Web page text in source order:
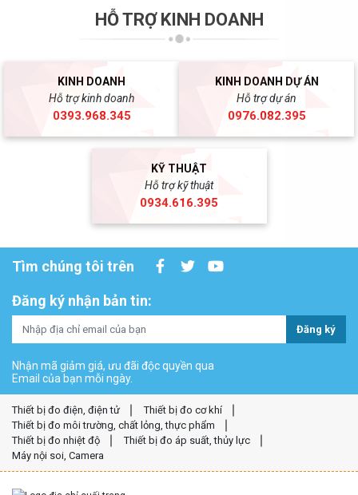
HỖ TRỢ KINH DOANH
KINH DOANH
Hỗ trợ kinh doanh
0393.968.345
KINH DOANH DỰ ÁN
Hỗ trợ dự án
0976.082.395
KỸ THUẬT
Hỗ trợ kỹ thuật
0934.616.395
Tìm chúng tôi trên
Đăng ký nhận bản tin:
Đăng ký
Nhận mã giảm giá, ưu đãi độc quyền qua
Email của bạn mỗi ngày.
Thiết bị đo điện, điện tử
Thiết bị đo cơ khí
Thiết bị đo môi trường, chất lỏng, thực phẩm
Thiết bị đo nhiệt độ
Thiết bị đo áp suất, thủy lực
Máy nội soi, Camera